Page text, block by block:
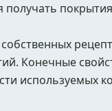
получать
Конечные
используемых